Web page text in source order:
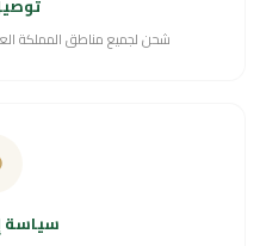
شحن لجميع مناطق المملكة العربية
سياسة